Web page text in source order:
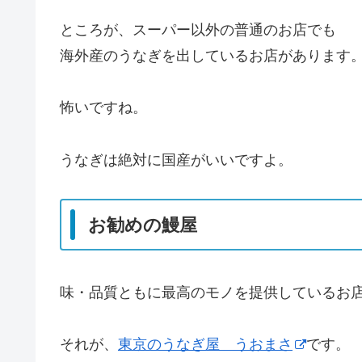
ところが、スーパー以外の普通のお店でも
海外産のうなぎを出しているお店があります
怖いですね。
うなぎは絶対に国産がいいですよ。
お勧めの鰻屋
味・品質ともに最高のモノを提供しているお
それが、 東京のうなぎ屋 うおまさ です。